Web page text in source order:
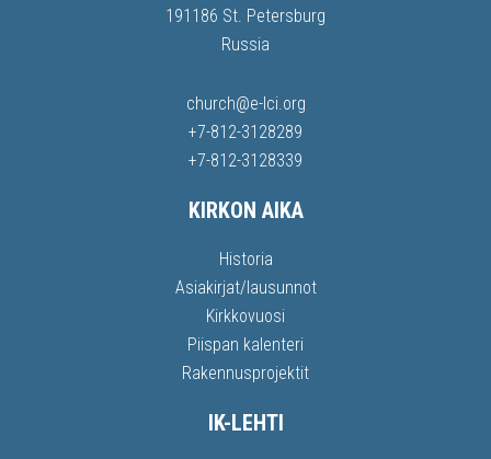
191186 St. Petersburg
Russia
church@e-lci.org
+7-812-3128289
+7-812-3128339
KIRKON AIKA
Historia
Asiakirjat/lausunnot
Kirkkovuosi
Piispan kalenteri
Rakennusprojektit
IK-LEHTI